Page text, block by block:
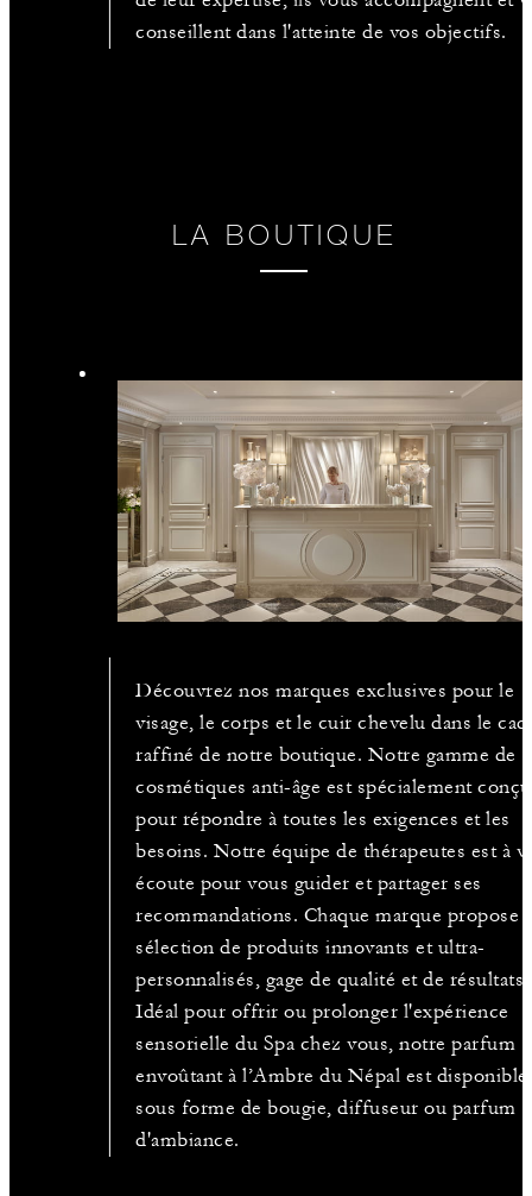
conseillent dans l'atteinte de vos objectifs.
LA BOUTIQUE
Découvrez nos marques exclusives pour le
visage, le corps et le cuir chevelu dans le
raffiné de notre boutique. Notre gamme de
cosmétiques anti-âge est spécialement
pour répondre à toutes les exigences et les
besoins. Notre équipe de thérapeutes est à
écoute pour vous guider et partager ses
recommandations. Chaque marque propose
sélection de produits innovants et ultra-
personnalisés, gage de qualité et de résultats.
Idéal pour offrir ou prolonger l'expérience
sensorielle du Spa chez vous, notre parfum
envoûtant à l’Ambre du Népal est disponible
sous forme de bougie, diffuseur ou parfum
d'ambiance.